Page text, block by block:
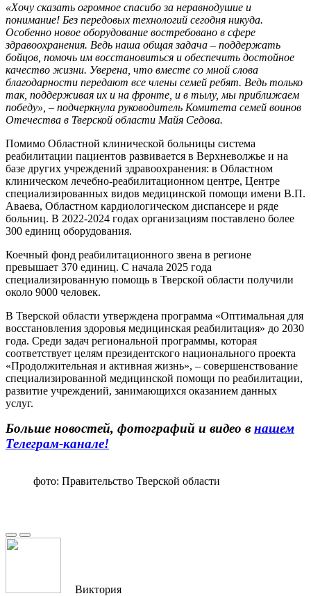
«Хочу сказать огромное спасибо за неравнодушие и
понимание! Без передовых технологий сегодня никуда.
Особенно новое оборудование востребовано в сфере
здравоохранения. Ведь наша общая задача – поддержать
бойцов, помочь им восстановиться и обеспечить достойное
качество жизни. Уверена, что вместе со мной слова
благодарности передают все члены семей ребят. Ведь только
так, поддерживая их и на фронте, и в тылу, мы приближаем
победу», – подчеркнула руководитель Комитета семей воинов
Отечества в Тверской области Майя Седова.
Помимо Областной клинической больницы система
реабилитации пациентов развивается в Верхневолжье и на
базе других учреждений здравоохранения: в Областном
клиническом лечебно-реабилитационном центре, Центре
специализированных видов медицинской помощи имени В.П.
Аваева, Областном кардиологическом диспансере и ряде
больниц. В 2022-2024 годах организациям поставлено более
300 единиц оборудования.
Коечный фонд реабилитационного звена в регионе
превышает 370 единиц. С начала 2025 года
специализированную помощь в Тверской области получили
около 9000 человек.
В Тверской области утверждена программа «Оптимальная для
восстановления здоровья медицинская реабилитация» до 2030
года. Среди задач региональной программы, которая
соответствует целям президентского национального проекта
«Продолжительная и активная жизнь», – совершенствование
специализированной медицинской помощи по реабилитации,
развитие учреждений, занимающихся оказанием данных
услуг.
Больше новостей, фотографий и видео в нашем
Телеграм-канале!
фото: Правительство Тверской области
Виктория